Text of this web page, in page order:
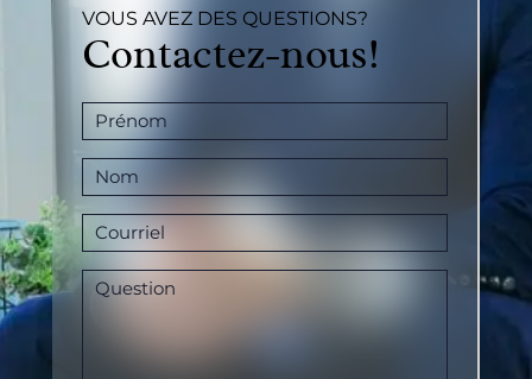
VOUS AVEZ DES QUESTIONS?
Contactez-nous!